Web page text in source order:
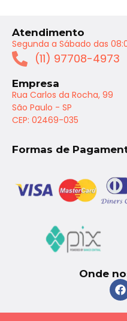
Atendimento
Segunda a Sábado das
(11) 97708-4973
Empresa
Rua Carlos da Rocha, 99
São Paulo - SP
CEP: 02469-035
Formas de
Onde